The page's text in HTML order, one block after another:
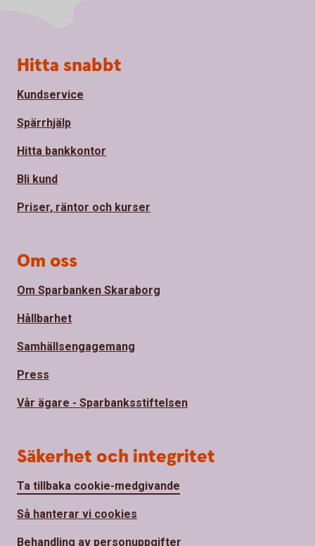
Sidfot
Hitta snabbt
Kundservice
Spärrhjälp
Hitta bankkontor
Bli kund
Priser, räntor och kurser
Om oss
Om Sparbanken Skaraborg
Hållbarhet
Samhällsengagemang
Press
Vår ägare - Sparbanksstiftelsen
Säkerhet och integritet
Ta tillbaka cookie-medgivande
Så hanterar vi cookies
Behandling av personuppgifter